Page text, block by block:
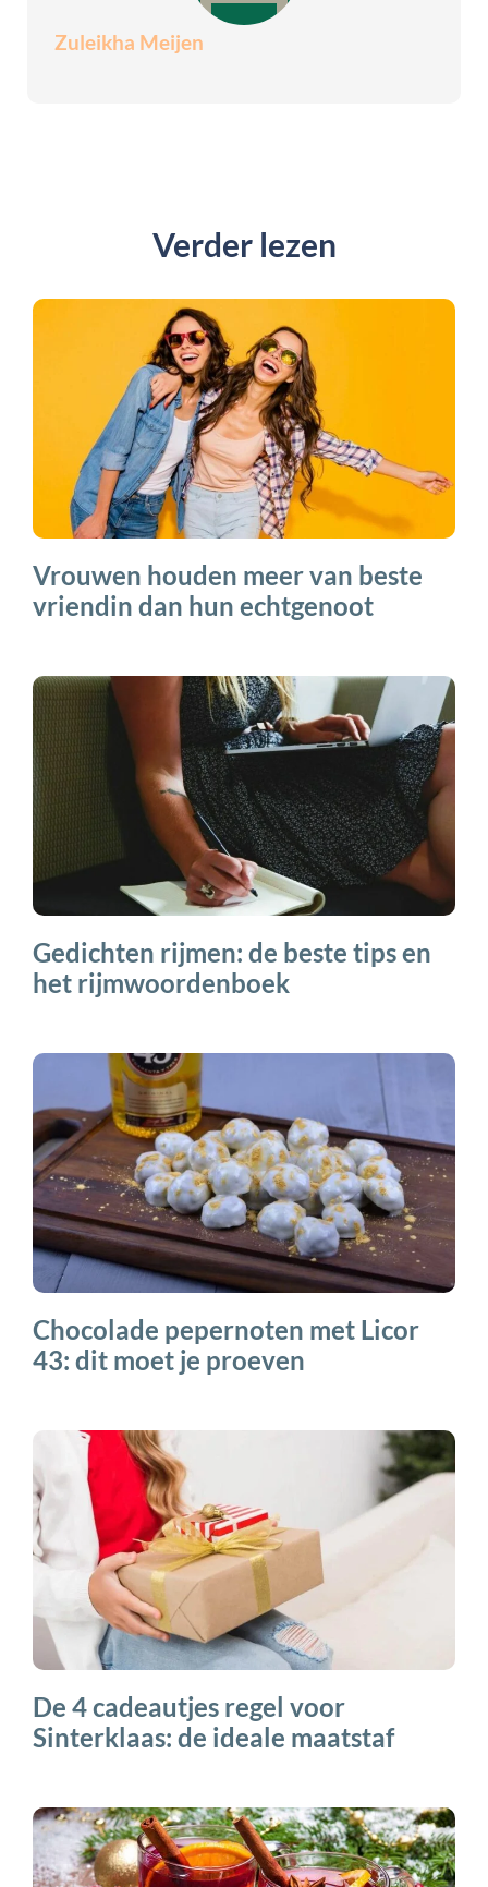
Zuleikha Meijen
Verder lezen
Vrouwen houden meer van beste
vriendin dan hun echtgenoot
Gedichten rijmen: de beste tips en
het rijmwoordenboek
Chocolade pepernoten met Licor
43: dit moet je proeven
De 4 cadeautjes regel voor
Sinterklaas: de ideale maatstaf